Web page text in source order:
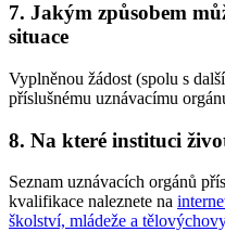
7. Jakým způsobem
situace
Vyplněnou žádost (spolu s
příslušnému uznávacímu
8. Na které instituci
Seznam uznávacích orgánů
kvalifikace naleznete na
školství, mládeže a tělovýchovy